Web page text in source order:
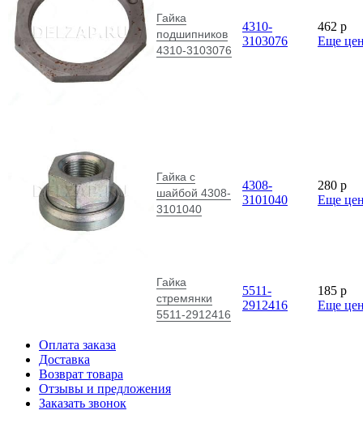
Гайка
подшипников
4310-3103076
4310-
3103076
462 p
Еще
Гайка с
шайбой 4308-
3101040
4308-
3101040
280 p
Еще
Гайка
стремянки
5511-2912416
5511-
2912416
185 p
Еще
Оплата заказа
Доставка
Возврат товара
Отзывы и предложения
Заказать звонок